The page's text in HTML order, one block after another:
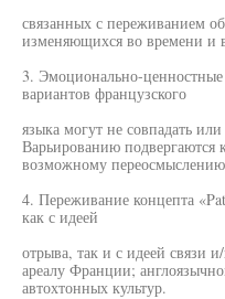
связанных с переживанием
изменяющихся во времени и
3. Эмоционально-
вариантов французского
языка могут не совпадать
Варьированию подвергаются
возможному
4. Переживание концепта
как с идеей
отрыва, так и с идеей связи
ареалу Франции;
автохтонных культур.